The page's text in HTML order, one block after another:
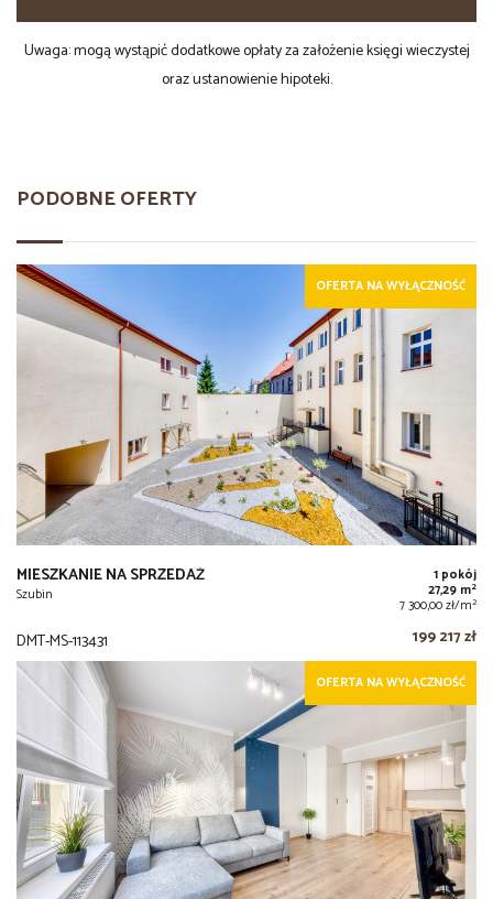
Uwaga: mogą wystąpić dodatkowe opłaty za założenie księgi wieczystej
oraz ustanowienie hipoteki.
PODOBNE OFERTY
OFERTA NA WYŁĄCZNOŚĆ
MIESZKANIE NA SPRZEDAŻ
Szubin
1 pokój
27,29 m2
7 300,00 zł/m2
DMT-MS-113431 199 217 zł
OFERTA NA WYŁĄCZNOŚĆ